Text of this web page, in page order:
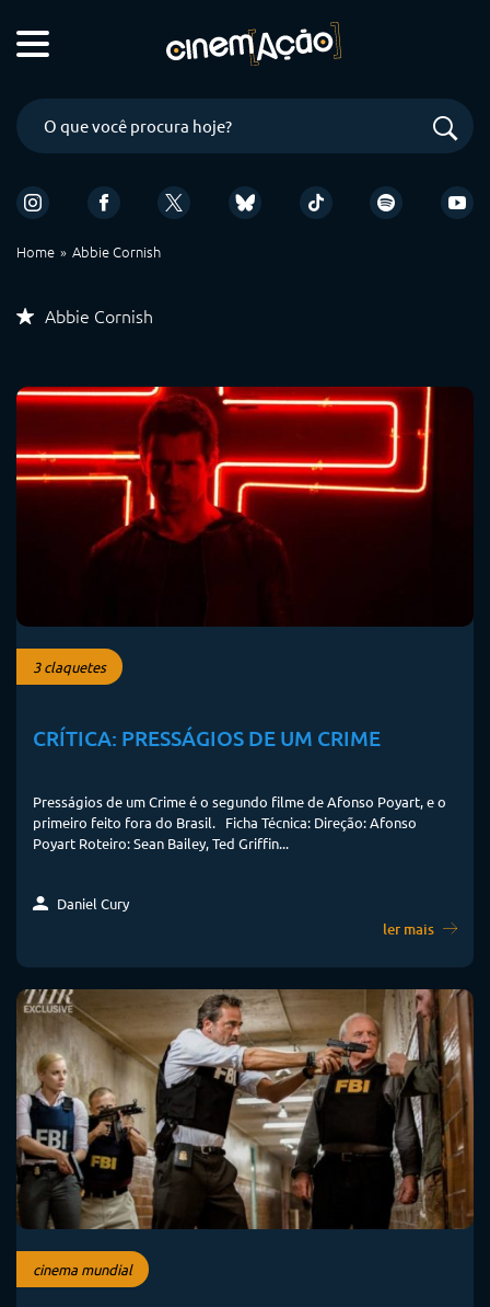
Home Abbie Cornish
Abbie Cornish
3 claquetes
CRÍTICA: PRESSÁGIOS DE UM CRIME
Presságios de um Crime é o segundo filme de Afonso Poyart, e o
primeiro feito fora do Brasil. Ficha Técnica: Direção: Afonso
Poyart Roteiro: Sean Bailey, Ted Griffin...
Daniel Cury
ler mais
cinema mundial